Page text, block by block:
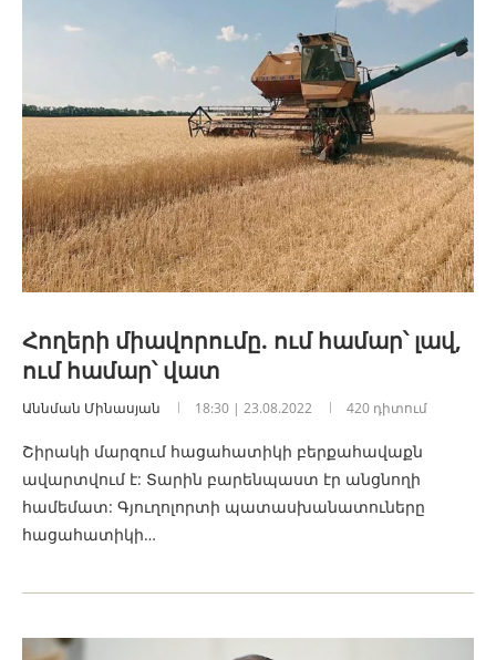
Հողերի միավորումը. ում համար՝ լավ,
ում համար՝ վատ
Աննման Մինասյան 18:30 | 23.08.2022 420 դիտում
Շիրակի մարզում հացահատիկի բերքահավաքն
ավարտվում է: Տարին բարենպաստ էր անցնողի
համեմատ: Գյուղոլորտի պատասխանատուները
հացահատիկի…